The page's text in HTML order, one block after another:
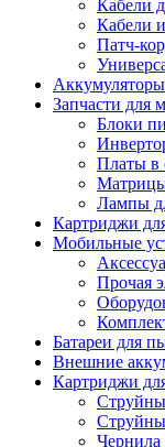
Кабели
Кабели
Патч-
Запчасти для
Блоки
Платы в
Лампы
Картриджи
Мобильные
Прочая
Батареи для
Внешние
Картриджи
Чернила